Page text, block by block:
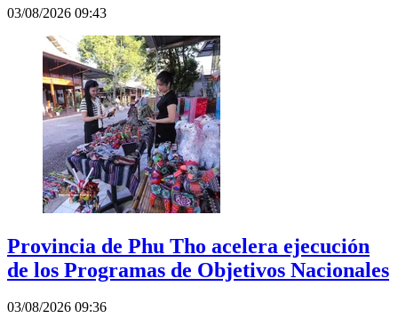
03/08/2026 09:43
Provincia de Phu Tho acelera ejecución
de los Programas de Objetivos Nacionales
03/08/2026 09:36